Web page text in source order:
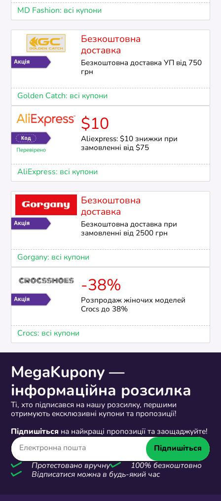
MD Fashion: всі купони
Безкоштовна
доставка
Безкоштовна доставка УП від 750
грн
Golden Catch: всі купони
$10
Aliexpress: $10 знижки при
замовленні від $75
AliExpress: всі купони
Безкоштовна
доставка
Безкоштовна доставка при
замовленні від 2500 грн
Gorgany: всі купони
-38%
Розпродаж жіночих моделей
Crocs до 38%
Crocs: всі купони
MegaKupony —
інформаційна розсилка
Ті, хто підписався на нашу розсилку, першими
отримують ексклюзивні купони та пропозиції!
Підпишіться на найкращі пропозиції та заощаджуйте!
Підпишіться
Протестовано вручну
100% безкоштовно
Відписатися можна в будь-який час